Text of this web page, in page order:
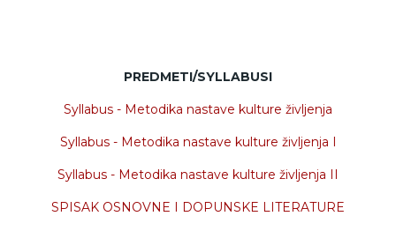
PREDMETI/SYLLABUSI
Syllabus - Metodika nastave kulture življenja
Syllabus - Metodika nastave kulture življenja I
Syllabus - Metodika nastave kulture življenja II
SPISAK OSNOVNE I DOPUNSKE LITERATURE